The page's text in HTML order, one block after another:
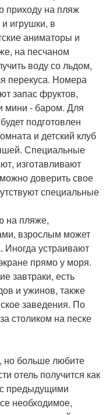
приходу на пляж
игрушки, в
аниматоры и
на песчаном
воду со льдом,
перекуса. Номера
запас фруктов,
мини - баром. Для
подготовлен
и детский клуб
Специальные
изготавливают
доверить свое
специальные
на пляже,
взрослым может
Иногда устраивают
прямо у моря.
завтраки, есть
и ужинов, также
заведения. По
столиком на песке
но больше любите
отель получится как
предыдущими
необходимое,